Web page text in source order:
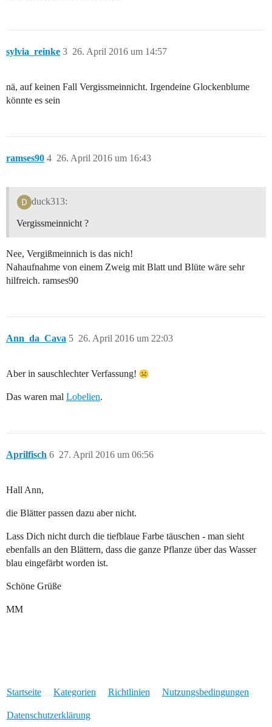
sylvia_reinke 26. April 2016 um 14:57
3
nä, auf keinen Fall Vergissmeinnicht. Irgendeine Glockenblume
könnte es sein
ramses90 26. April 2016 um 16:43
4
duck313:
Vergissmeinnicht ?
Nee, Vergißmeinnich is das nich!
Nahaufnahme von einem Zweig mit Blatt und Blüte wäre sehr
hilfreich. ramses90
Ann_da_Cava 26. April 2016 um 22:03
5
Aber in sauschlechter Verfassung!
Das waren mal Lobelien.
Aprilfisch 27. April 2016 um 06:56
6
Hall Ann,
die Blätter passen dazu aber nicht.
Lass Dich nicht durch die tiefblaue Farbe täuschen - man sieht
ebenfalls an den Blättern, dass die ganze Pflanze über das Wasser
blau eingefärbt worden ist.
Schöne Grüße
MM
Startseite Kategorien Richtlinien Nutzungsbedingungen
Datenschutzerklärung